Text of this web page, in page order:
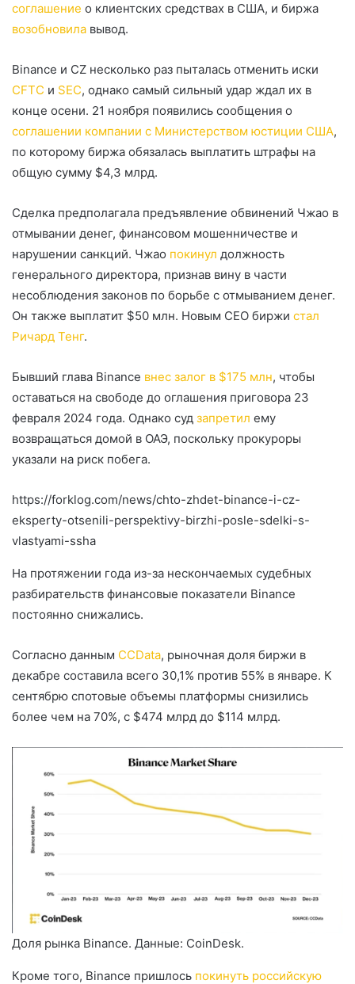
соглашение о клиентских средствах в США, и биржа
возобновила вывод.
Binance и CZ несколько раз пыталась отменить иски
CFTC и SEC, однако самый сильный удар ждал их в
конце осени. 21 ноября появились сообщения о
соглашении компании с Министерством юстиции США,
по которому биржа обязалась выплатить штрафы на
общую сумму $4,3 млрд.
Сделка предполагала предъявление обвинений Чжао в
отмывании денег, финансовом мошенничестве и
нарушении санкций. Чжао покинул должность
генерального директора, признав вину в части
несоблюдения законов по борьбе с отмыванием денег.
Он также выплатит $50 млн. Новым CEO биржи стал
Ричард Тенг.
Бывший глава Binance внес залог в $175 млн, чтобы
оставаться на свободе до оглашения приговора 23
февраля 2024 года. Однако суд запретил ему
возвращаться домой в ОАЭ, поскольку прокуроры
указали на риск побега.
https://forklog.com/news/chto-zhdet-binance-i-cz-
eksperty-otsenili-perspektivy-birzhi-posle-sdelki-s-
vlastyami-ssha
На протяжении года из-за нескончаемых судебных
разбирательств финансовые показатели Binance
постоянно снижались.
Согласно данным CCData, рыночная доля биржи в
декабре составила всего 30,1% против 55% в январе. К
сентябрю спотовые объемы платформы снизились
более чем на 70%, с $474 млрд до $114 млрд.
Доля рынка Binance. Данные: CoinDesk.
Кроме того, Binance пришлось покинуть российскую